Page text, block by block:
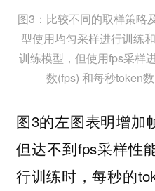
图3：比较不同的取样策略
型使用均匀采样进行训练
训练模型，但使用fps采样
数(fps) 和每秒token
图3的左图表明增加
但达不到fps采样性
行训练时，每秒的